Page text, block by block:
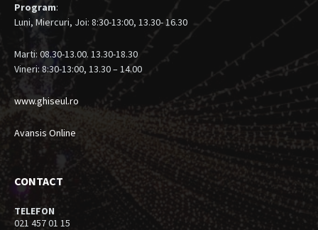
Program:
Luni, Miercuri, Joi: 8:30-13:00, 13.30- 16.30
Marti: 08.30-13.00. 13.30-18.30
Vineri: 8:30-13:00, 13.30 – 14.00
www.ghiseul.ro
Avansis Online
CONTACT
TELEFON
021 457 01 15